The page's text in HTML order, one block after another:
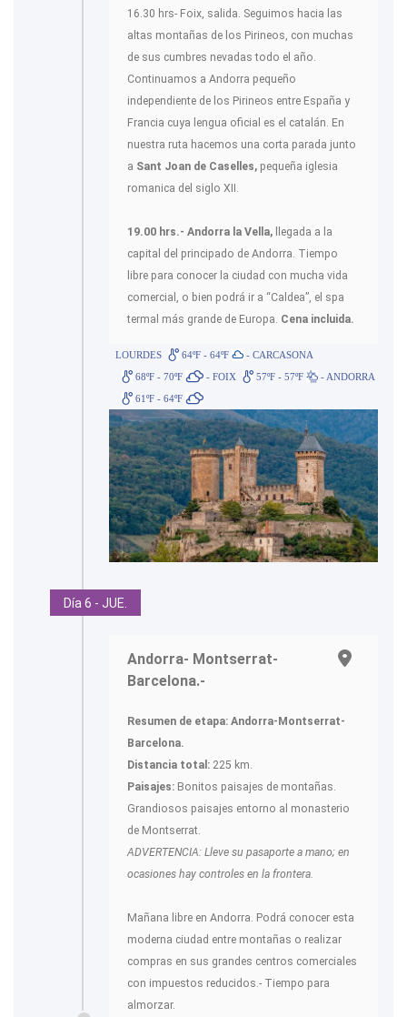
16.30 hrs- Foix, salida. Seguimos hacia las
altas montañas de los Pirineos, con muchas
de sus cumbres nevadas todo el año.
Continuamos a Andorra pequeño
independiente de los Pirineos entre España y
Francia cuya lengua oficial es el catalán. En
nuestra ruta hacemos una corta parada junto
a Sant Joan de Caselles, pequeña iglesia
romanica del siglo XII.
19.00 hrs.- Andorra la Vella, llegada a la
capital del principado de Andorra. Tiempo
libre para conocer la ciudad con mucha vida
comercial, o bien podrá ir a “Caldea”, el spa
termal más grande de Europa. Cena incluida.
LOURDES 64ºF - 64ºF
- CARCASONA
68ºF - 70ºF
- FOIX 57ºF - 57ºF
- ANDORRA
61ºF - 64ºF
Día 6 - JUE.
Andorra- Montserrat-
Barcelona.-
Resumen de etapa: Andorra-Montserrat-
Barcelona.
Distancia total: 225 km.
Paisajes: Bonitos paisajes de montañas.
Grandiosos paisajes entorno al monasterio
de Montserrat.
ADVERTENCIA: Lleve su pasaporte a mano; en
ocasiones hay controles en la frontera.
Mañana libre en Andorra. Podrá conocer esta
moderna ciudad entre montañas o realizar
compras en sus grandes centros comerciales
con impuestos reducidos.- Tiempo para
almorzar.